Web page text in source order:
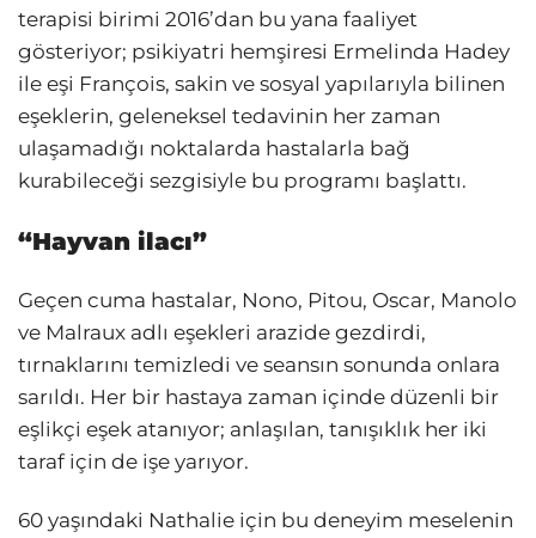
terapisi birimi 2016’dan bu yana faaliyet
gösteriyor; psikiyatri hemşiresi Ermelinda Hadey
ile eşi François, sakin ve sosyal yapılarıyla bilinen
eşeklerin, geleneksel tedavinin her zaman
ulaşamadığı noktalarda hastalarla bağ
kurabileceği sezgisiyle bu programı başlattı.
“Hayvan ilacı”
Geçen cuma hastalar, Nono, Pitou, Oscar, Manolo
ve Malraux adlı eşekleri arazide gezdirdi,
tırnaklarını temizledi ve seansın sonunda onlara
sarıldı. Her bir hastaya zaman içinde düzenli bir
eşlikçi eşek atanıyor; anlaşılan, tanışıklık her iki
taraf için de işe yarıyor.
60 yaşındaki Nathalie için bu deneyim meselenin